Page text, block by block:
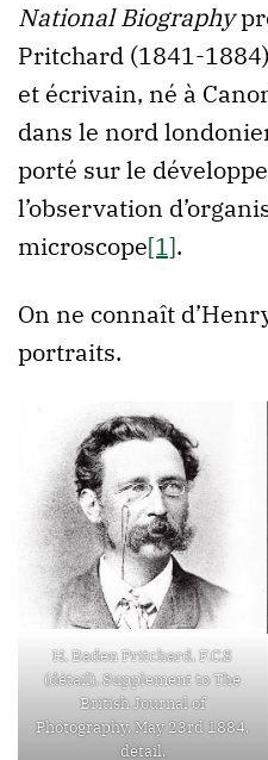
National Biography
Pritchard (1841-
et écrivain, né à
dans le nord
porté sur le
l’observation
microscope[1].
On ne connaît
portraits.
H. Baden Pritchard, F.C.S
(détail), Supplement to The
British Journal of
Photography, May 23rd 1884,
détail.